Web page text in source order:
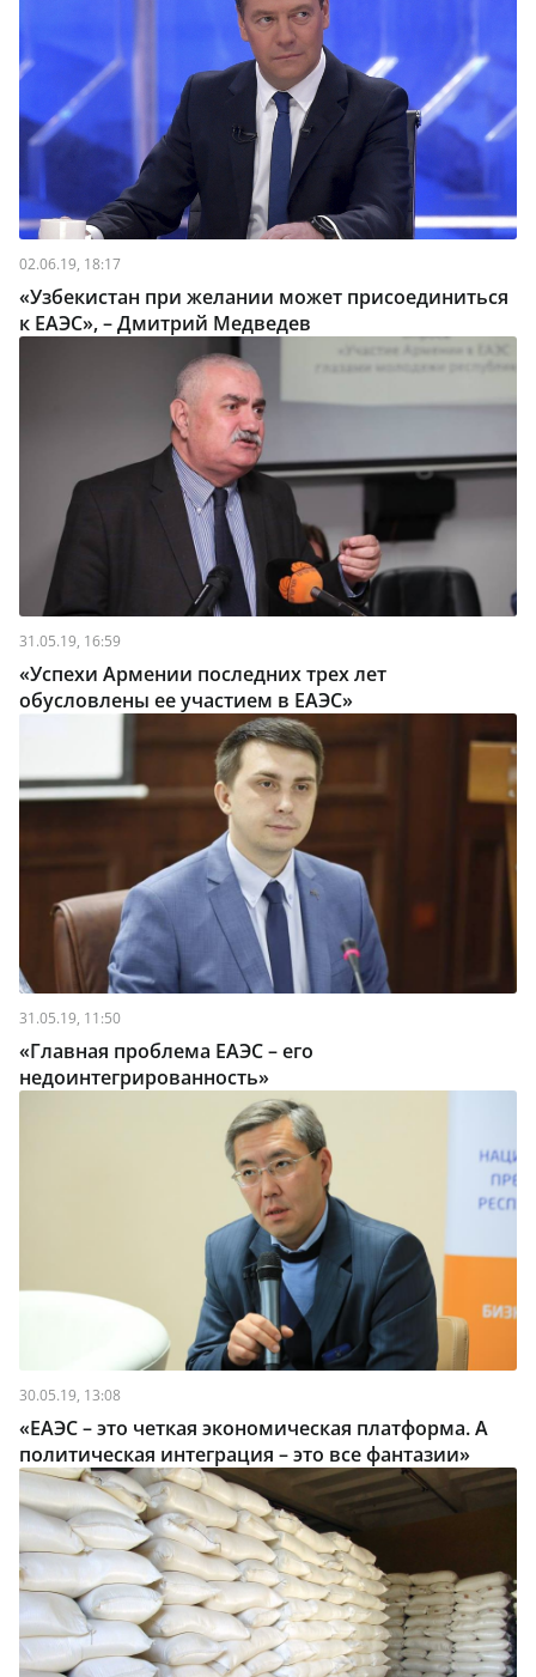
02.06.19, 18:17
«Узбекистан при желании может присоединиться
к ЕАЭС», – Дмитрий Медведев
31.05.19, 16:59
«Успехи Армении последних трех лет
обусловлены ее участием в ЕАЭС»
31.05.19, 11:50
«Главная проблема ЕАЭС – его
недоинтегрированность»
30.05.19, 13:08
«ЕАЭС – это четкая экономическая платформа. А
политическая интеграция – это все фантазии»